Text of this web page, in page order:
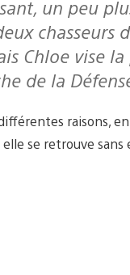
un peu
Chloe vise
de la
raisons,
se retrouve sans